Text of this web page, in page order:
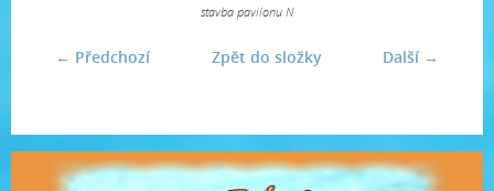
stavba pavilonu N
← Předchozí Další →
Zpět do složky